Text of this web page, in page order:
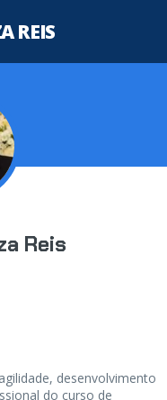
REIS
Reis
desenvolvimento
do curso de